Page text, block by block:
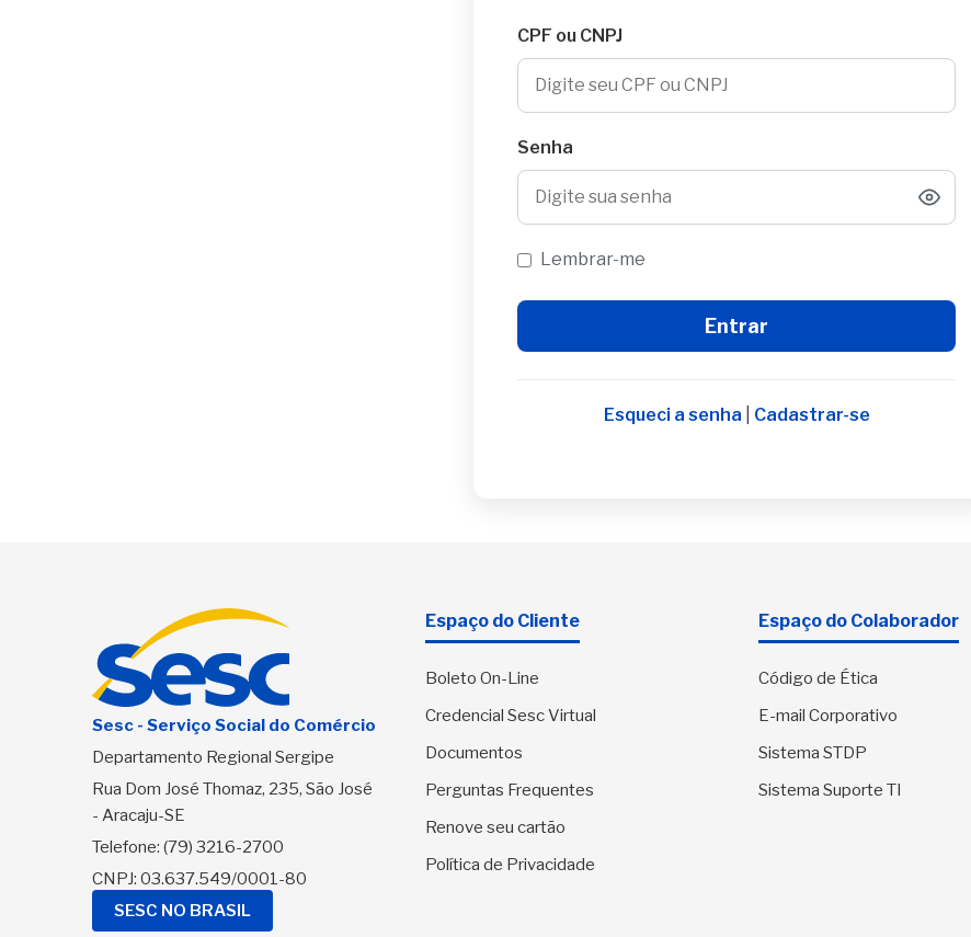
CPF ou CNPJ
Senha
Lembrar-me
Esqueci a senha Cadastrar-se
Sesc - Serviço Social do Comércio
Departamento Regional Sergipe
Rua Dom José Thomaz, 235, São José
- Aracaju-SE
Telefone: (79) 3216-2700
CNPJ: 03.637.549/0001-80
SESC NO BRASIL
Espaço do Cliente
Boleto On-Line
Credencial Sesc Virtual
Documentos
Perguntas Frequentes
Renove seu cartão
Política de Privacidade
Espaço do Colaborador
Código de Ética
E-mail Corporativo
Sistema STDP
Sistema Suporte TI